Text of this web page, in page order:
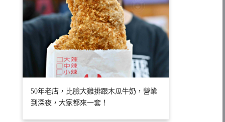
50年老店，比臉大雞排跟木瓜牛奶，營業
到深夜，大家都來一套！